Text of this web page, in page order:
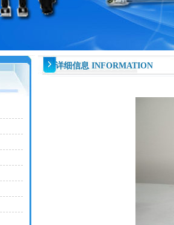
详细信息 INFORMATION